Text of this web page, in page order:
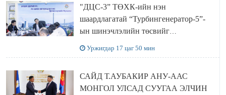
"ДЦС-3” ТӨХК-ийн нэн
шаардлагатай “Турбингенератор-5”-
ын шинэчлэлийн төсвийг
Уржигдар 17 цаг 50 мин
САЙД Т.АУБАКИР АНУ-ААС
МОНГОЛ УЛСАД СУУГАА ЭЛЧИН